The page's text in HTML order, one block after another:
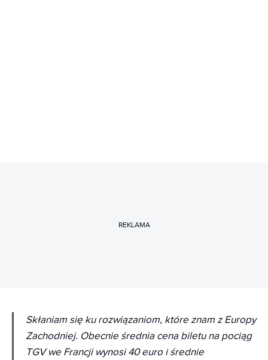
REKLAMA
Skłaniam się ku rozwiązaniom, które znam z Europy
Zachodniej. Obecnie średnia cena biletu na pociąg
TGV we Francji wynosi 40 euro i średnie